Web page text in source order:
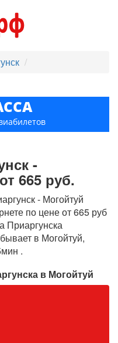
-
665 руб.
- Могойтуй
по цене от 665 руб
Приаргунска
в Могойтуй,
.
в Могойтуй